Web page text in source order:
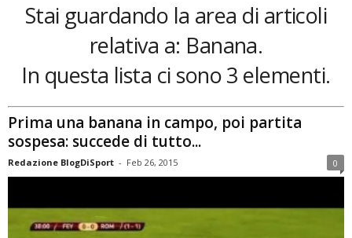
Stai guardando la area di articoli
relativa a: Banana.
In questa lista ci sono 3 elementi.
Prima una banana in campo, poi partita
sospesa: succede di tutto...
Redazione BlogDiSport - Feb 26, 2015 0